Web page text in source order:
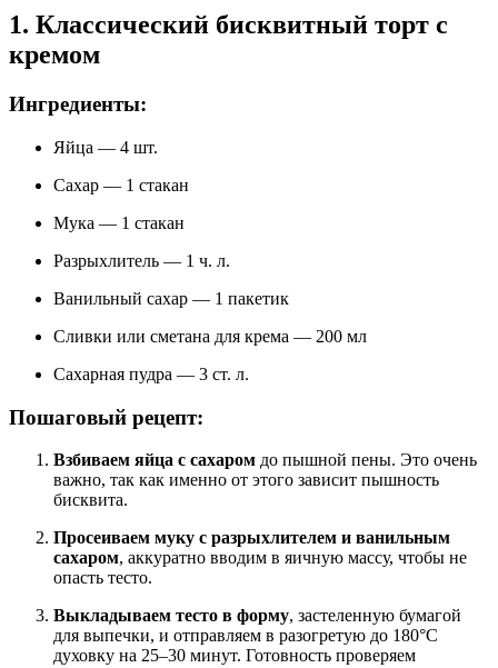
1. Классический бисквитный торт с
кремом
Ингредиенты:
Яйца — 4 шт.
Сахар — 1 стакан
Мука — 1 стакан
Разрыхлитель — 1 ч. л.
Ванильный сахар — 1 пакетик
Сливки или сметана для крема — 200 мл
Сахарная пудра — 3 ст. л.
Пошаговый рецепт:
Взбиваем яйца с сахаром до пышной пены. Это очень
важно, так как именно от этого зависит пышность
бисквита.
Просеиваем муку с разрыхлителем и ванильным
сахаром, аккуратно вводим в яичную массу, чтобы не
опасть тесто.
Выкладываем тесто в форму, застеленную бумагой
для выпечки, и отправляем в разогретую до 180°C
духовку на 25–30 минут. Готовность проверяем